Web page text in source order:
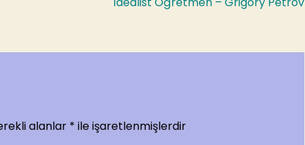
alanlar * ile işaretlenmişlerdir